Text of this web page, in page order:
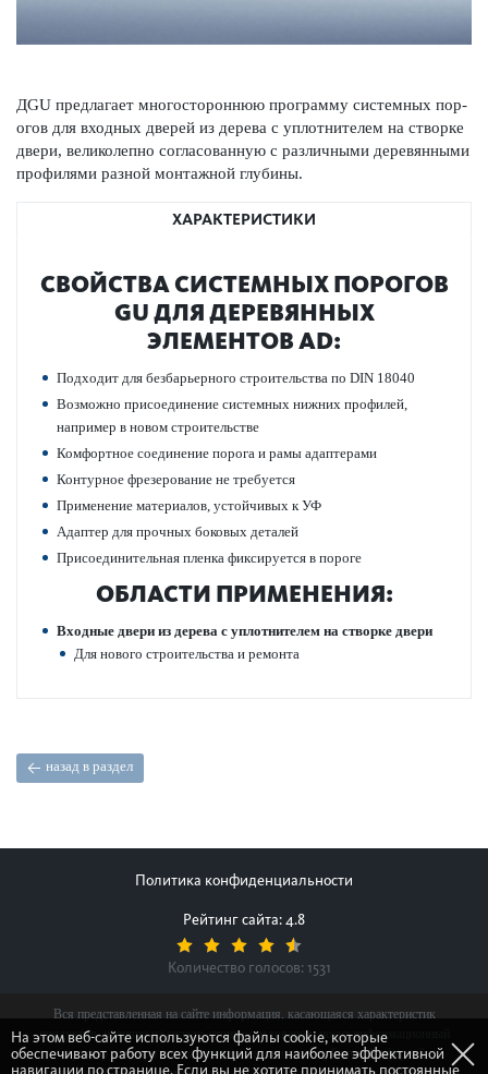
ДGU предлагает многос­тор­оннюю программу сис­темных пор­
огов для входных дверей из дерева с уплотнителем на створке
двери, велик­ол­епно согласованную с различными дер­евянными
профи­лями разной монтажной глубины.
ХАРАКТЕРИСТИКИ
СВОЙСТВА СИС­ТЕМНЫХ ПОР­ОГОВ
GU ДЛЯ ДЕР­ЕВЯННЫХ
ЭЛЕМЕНТОВ AD:
Подходит для безба­рьерного строительства по DIN 18040
Возможно присо­единение сис­темных нижних профилей,
например в новом строительстве
Комфортное соединение порога и рамы адаптерами
Контурное фрез­ер­ование не требуется
Применение матер­иалов, устойчивых к УФ
Адаптер для прочных боковых дет­алей
Присо­единительная пленка фиксируется в пороге
ОБЛАСТИ ПРИМЕНЕНИЯ:
Входные двери из дерева с уплотнителем на створке двери
Для нового строительства и ремонта
назад в раздел
Политика конфиденциальности
Рейтинг сайта: 4.8
Количество голосов: 1531
Вся представленная на сайте информация, касающаяся характеристик
продуктов, наличия на складе, стоимости товаров, носит информационный
характер и ни при каких условиях не является публичной офертой,
На этом веб-сайте используются файлы cookie, которые
обеспечивают работу всех функций для наиболее эффективной
навигации по странице. Если вы не хотите принимать постоянные